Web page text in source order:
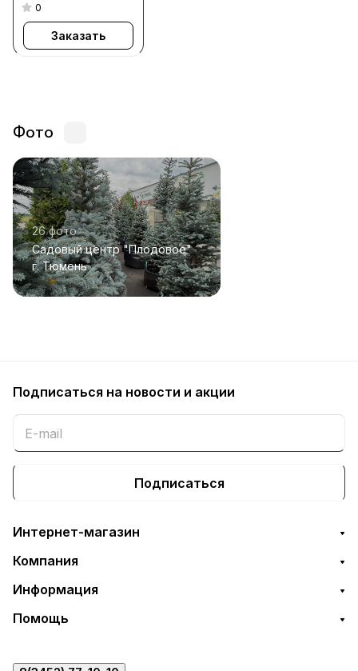
0
Заказать
Фото
26 фото
Садовый центр "Плодовое"
г. Тюмень
Подписаться на новости и акции
Подписаться
Интернет-магазин
Компания
Информация
Помощь